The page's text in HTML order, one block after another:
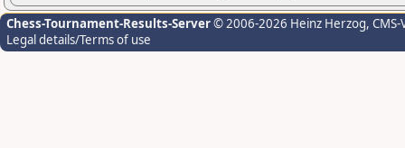
Chess-Tournament-Results-Server© 2006-2026 Heinz Herzog,
Legal details/Terms of use